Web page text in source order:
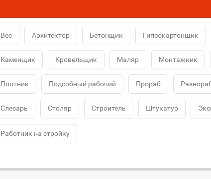
Все Архитектор Бетонщик Гипсокартонщик
Каменщик Кровельщик Маляр Монтажник
Плотник Подсобный рабочий Прораб
Слесарь Столяр Строитель Штукатур
Работник на стройку